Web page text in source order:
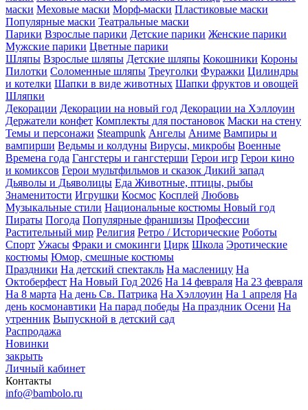
маски Меховые маски Морф-маски Пластиковые маски
Популярные маски Театральные маски
Парики Взрослые парики Детские парики Женские парики
Мужские парики Цветные парики
Шляпы Взрослые шляпы Детские шляпы Кокошники Короны
Пилотки Соломенные шляпы Треуголки Фуражки Цилиндры
и котелки Шапки в виде животных Шапки фруктов и овощей
Шляпки
Декорации Декорации на новый год Декорации на Хэллоуин
Держатели конфет Комплекты для постановок Маски на стену
Темы и персонажи Steampunk Ангелы Аниме Вампиры и
вампирши Ведьмы и колдуны Вирусы, микробы Военные
Времена года Гангстеры и гангстерши Герои игр Герои кино
и комиксов Герои мультфильмов и сказок Дикий запад
Дьяволы и Дьяволицы Еда Животные, птицы, рыбы
Знаменитости Игрушки Космос Косплей Любовь
Музыкальные стили Национальные костюмы Новый год
Пираты Погода Популярные франшизы Профессии
Растительный мир Религия Ретро / Исторические Роботы
Спорт Ужасы Фраки и смокинги Цирк Школа Эротические
костюмы Юмор, смешные костюмы
Праздники На детский спектакль На масленицу На
Октоберфест На Новый Год 2026 На 14 февраля На 23 февраля
На 8 марта На день Св. Патрика На Хэллоуин На 1 апреля На
день космонавтики На парад победы На праздник Осени На
утренник Выпускной в детский сад
Распродажа
Новинки
закрыть
Личный кабинет
Контакты
info@bambolo.ru